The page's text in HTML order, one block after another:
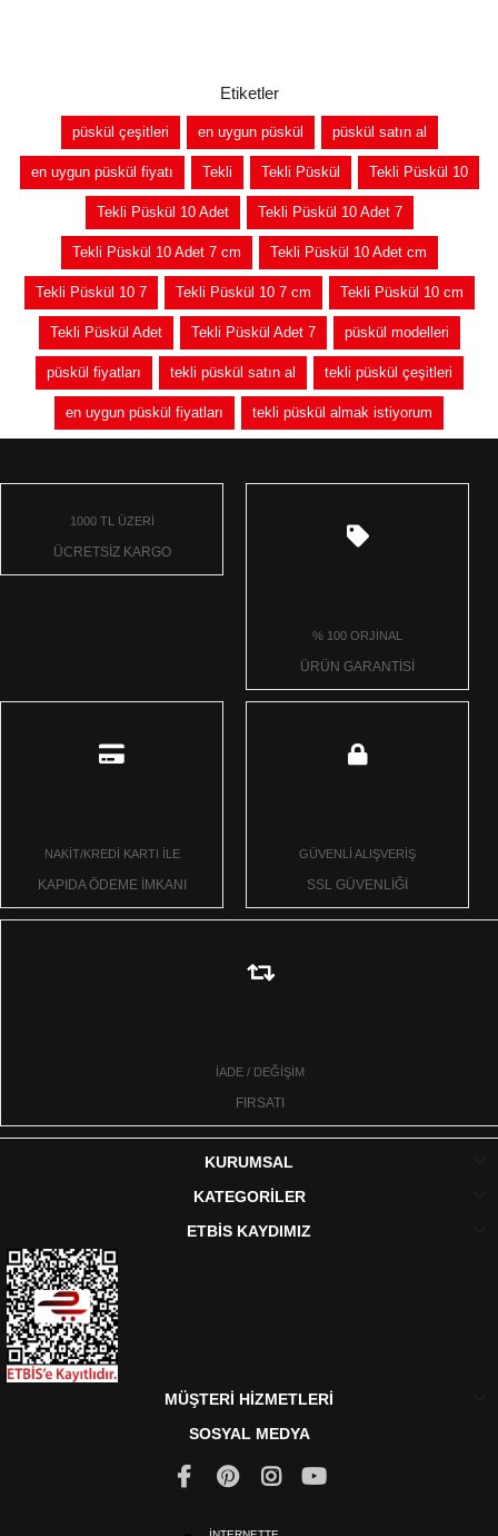
Etiketler
püskül çeşitleri en uygun püskül püskül satın al
en uygun püskül fiyatı Tekli Tekli Püskül Tekli Püskül 10
Tekli Püskül 10 Adet Tekli Püskül 10 Adet 7
Tekli Püskül 10 Adet 7 cm Tekli Püskül 10 Adet cm
Tekli Püskül 10 7 Tekli Püskül 10 7 cm Tekli Püskül 10 cm
Tekli Püskül Adet Tekli Püskül Adet 7 püskül modelleri
püskül fiyatları tekli püskül satın al tekli püskül çeşitleri
en uygun püskül fiyatları tekli püskül almak istiyorum
1000 TL ÜZERİ
ÜCRETSİZ KARGO
% 100 ORJİNAL
ÜRÜN GARANTİSİ
NAKİT/KREDİ KARTI İLE
KAPIDA ÖDEME İMKANI
GÜVENLİ ALIŞVERİŞ
SSL GÜVENLİĞİ
İADE / DEĞİŞİM
FIRSATI
KURUMSAL
KATEGORİLER
ETBİS KAYDIMIZ
MÜŞTERİ HİZMETLERİ
SOSYAL MEDYA